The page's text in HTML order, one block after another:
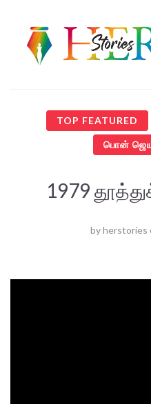
TOP FEATURED
பொன்
1979
byherstories